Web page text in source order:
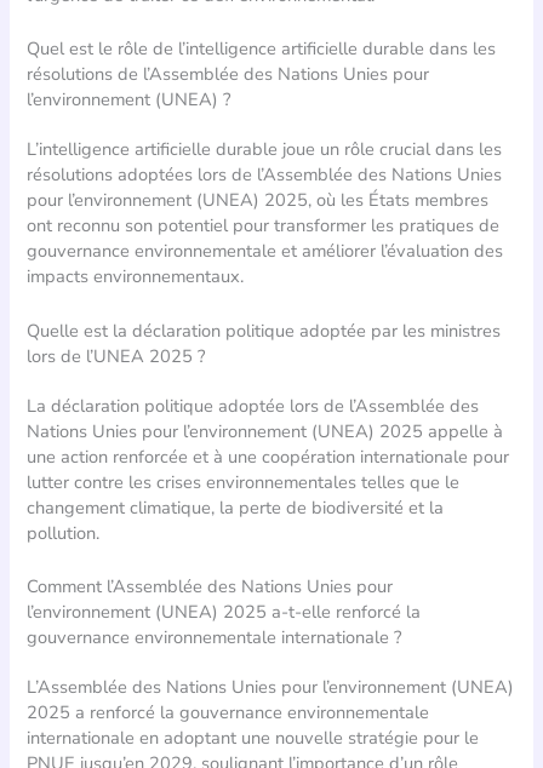
Quel est le rôle de l’intelligence artificielle durable dans les
résolutions de l’Assemblée des Nations Unies pour
l’environnement (UNEA) ?
L’intelligence artificielle durable joue un rôle crucial dans les
résolutions adoptées lors de l’Assemblée des Nations Unies
pour l’environnement (UNEA) 2025, où les États membres
ont reconnu son potentiel pour transformer les pratiques de
gouvernance environnementale et améliorer l’évaluation des
impacts environnementaux.
Quelle est la déclaration politique adoptée par les ministres
lors de l’UNEA 2025 ?
La déclaration politique adoptée lors de l’Assemblée des
Nations Unies pour l’environnement (UNEA) 2025 appelle à
une action renforcée et à une coopération internationale pour
lutter contre les crises environnementales telles que le
changement climatique, la perte de biodiversité et la
pollution.
Comment l’Assemblée des Nations Unies pour
l’environnement (UNEA) 2025 a-t-elle renforcé la
gouvernance environnementale internationale ?
L’Assemblée des Nations Unies pour l’environnement (UNEA)
2025 a renforcé la gouvernance environnementale
internationale en adoptant une nouvelle stratégie pour le